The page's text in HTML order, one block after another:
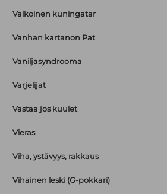
Valkoinen kuningatar
Vanhan kartanon Pat
Vaniljasyndrooma
Varjelijat
Vastaa jos kuulet
Vieras
Viha, ystävyys, rakkaus
Vihainen leski (G-pokkari)